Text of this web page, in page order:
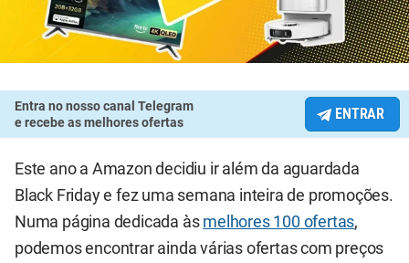
Entra no nosso canal Telegram
e recebe as melhores ofertas
ENTRAR
Este ano a Amazon decidiu ir além da aguardada
Black Friday e fez uma semana inteira de promoções.
Numa página dedicada às melhores 100 ofertas,
podemos encontrar ainda várias ofertas com preços